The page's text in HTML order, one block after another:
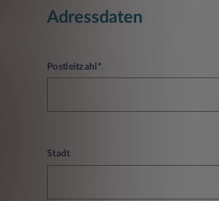
Adressdaten
Postleitzahl*
Stadt